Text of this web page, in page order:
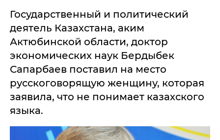
​Государственный и политический
деятель Казахстана, аким
Актюбинской области, доктор
экономических наук Бердыбек
Сапарбаев поставил на место
русскоговорящую женщину, которая
заявила, что не понимает казахского
языка.